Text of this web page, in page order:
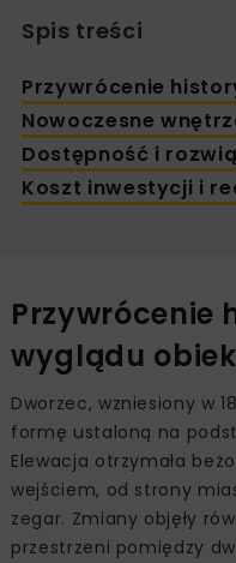
Spis treści
Przywrócenie
Nowoczesne
Dostępność i
Koszt inwestycji i
Przywrócenie
wyglądu
Dworzec, wzniesiony w
formę ustaloną na
Elewacja otrzymała
wejściem, od strony
zegar. Zmiany objęły
przestrzeni pomiędzy